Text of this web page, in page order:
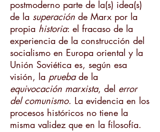
postmoderno parte de la(s) idea(s)
de la superación de Marx por la
propia historia: el fracaso de la
experiencia de la construcción del
socialismo en Europa oriental y la
Unión Soviética es, según esa
visión, la pruebade la
equivocación marxista, del error
del comunismo. La evidencia en los
procesos históricos no tiene la
misma validez que en la filosofía.